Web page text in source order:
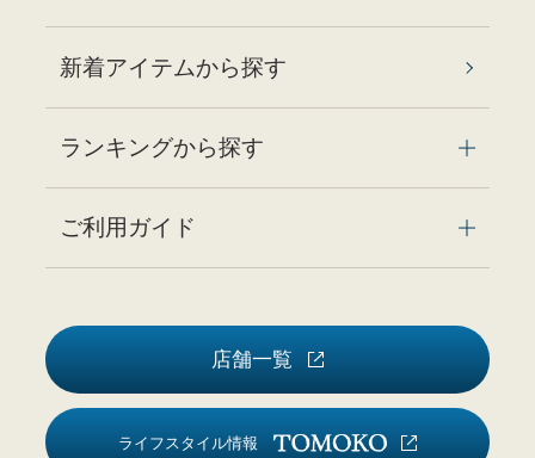
新着アイテムから探す
ランキングから探す
ご利用ガイド
店舗一覧
ライフスタイル情報